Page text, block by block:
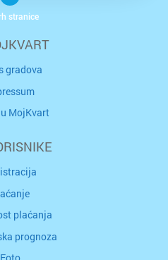
gradova
MojKvart
plaćanja
prognoza
stranice